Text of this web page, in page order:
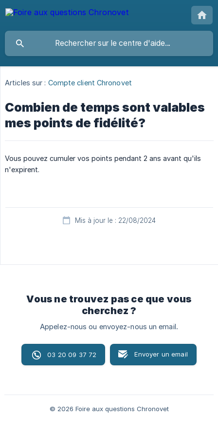
Articles sur : Compte client Chronovet
Combien de temps sont valables
mes points de fidélité?
Vous pouvez cumuler vos points pendant 2 ans avant qu'ils
n'expirent.
Mis à jour le : 22/08/2024
Vous ne trouvez pas ce que vous
cherchez ?
Appelez-nous ou envoyez-nous un email.
03 20 09 37 72 Envoyer un email
© 2026 Foire aux questions Chronovet